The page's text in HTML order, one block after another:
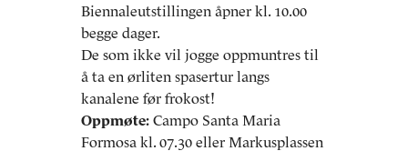
Biennaleutstillingen åpner kl. 10.00
begge dager.
De som ikke vil jogge oppmuntres til
å ta en ørliten spasertur langs
kanalene før frokost!
Oppmøte: Campo Santa Maria
Formosa kl. 07.30 eller Markusplassen